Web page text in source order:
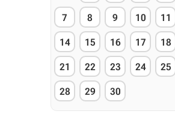
7 8 9 10 11
14 15 16 17 18
21 22 23 24 25
28 29 30